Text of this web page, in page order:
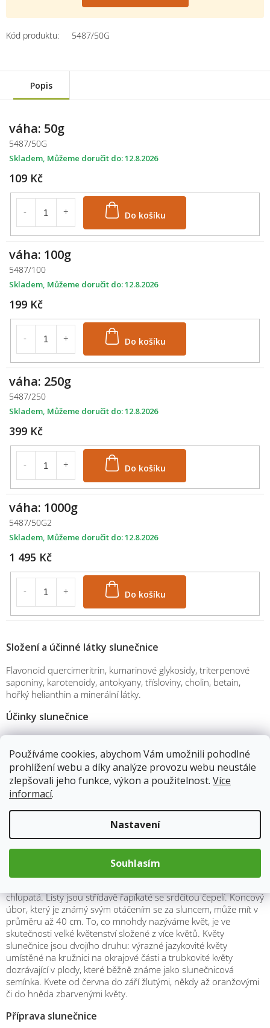
Používáme cookies, abychom Vám umožnili pohodlné
prohlížení webu a díky analýze provozu webu neustále
zlepšovali jeho funkce, výkon a použitelnost. Více
informací.
Nastavení
Souhlasím
Kód produktu: 5487/50G
Popis
váha: 50g
5487/50G
109 Kč
Do košíku
Skladem 12.8.2026
váha: 100g
5487/100
199 Kč
Do košíku
Skladem 12.8.2026
váha: 250g
5487/250
399 Kč
Skladem 12.8.2026
váha: 1000g
5487/50G2
1 495 Kč
Do košíku
Skladem 12.8.2026
Složení a účinné látky slunečnice
Flavonoid quercimeritrin, kumarinové glykosidy, triterpenové
saponiny, karotenoidy, antokyany, třísloviny, cholin, betain,
hořký helianthin a minerální látky.
Účinky slunečnice
Snižuje horečku
Snižuje pocení
Zlepšuje trávení
Příznivý vliv na jaterní činnost
dle nařízení ES č.1924/2006 nemůžeme uvádět zdravotní
účinky, proto výše uvedené léčivé účinky jsou formou tipů našich
babiček a tradičního lidového léčitelství. Nejedná se o lékařské
doporučení – vycházíme pouze informací z internetu, které
Popis a vzhled
chlupatá. Listy jsou střídavě řapíkaté se srdčitou čepelí. Koncový
úbor, který je známý svým otáčením se za sluncem, může mít v
průměru až 40 cm. To, co mnohdy nazýváme květ, je ve
skutečnosti velké květenství složené z více květů. Květy
slunečnice jsou dvojího druhu: výrazné jazykovité květy
umístěné na kružnici na okrajové části a trubkovité květy
dozrávající v plody, které běžně známe jako slunečnicová
semínka. Kvete od června do září žlutými, někdy až oranžovými
či do hněda zbarvenými květy.
Příprava slunečnice